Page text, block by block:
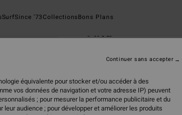
SurfSince '73CollectionsBons Plans
Alta
CouleurEmerald Bay
équivalente pour stocker et/ou accéder à des
vos données de navigation et votre adresse IP) peuvent
; pour mesurer la performance publicitaire et du
audience ; pour développer et améliorer les produits
Continuer sans accepter